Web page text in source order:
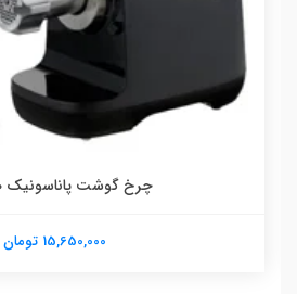
چرخ گوشت پاناسونیک gx 1710
15,650,000 تومان